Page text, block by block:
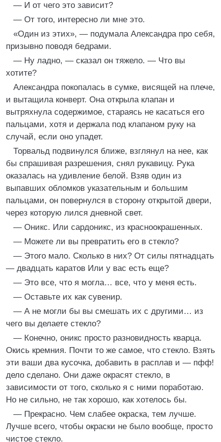
— И от чего это зависит?
— От того, интересно ли мне это.
«Один из этих», — подумала Александра про себя,
призывно поводя бедрами.
— Ну ладно, — сказал он тяжело. — Что вы
хотите?
Александра покопалась в сумке, висящей на плече,
и вытащила конверт. Она открыла клапан и
вытряхнула содержимое, стараясь не касаться его
пальцами, хотя и держала под клапаном руку на
случай, если оно упадет.
Торвальд подвинулся ближе, взглянул на нее, как
бы спрашивая разрешения, снял рукавицу. Рука
оказалась на удивление белой. Взяв один из
выпавших обломков указательным и большим
пальцами, он повернулся в сторону открытой двери,
через которую лился дневной свет.
— Оникс. Или сардоникс, из красноокрашенных.
— Можете ли вы превратить его в стекло?
— Этого мало. Сколько в них? От силы пятнадцать
— двадцать каратов Или у вас есть еще?
— Это все, что я могла… все, что у меня есть.
— Оставьте их как сувенир.
— А не могли бы вы смешать их с другими… из
чего вы делаете стекло?
— Конечно, оникс просто разновидность кварца.
Окись кремния. Почти то же самое, что стекло. Взять
эти ваши два кусочка, добавить в расплав и — пфф!
дело сделано. Они даже окрасят стекло, в
зависимости от того, сколько я с ними поработаю.
Но не сильно, не так хорошо, как хотелось бы.
— Прекрасно. Чем слабее окраска, тем лучше.
Лучше всего, чтобы окраски не было вообще, просто
чистое стекло.